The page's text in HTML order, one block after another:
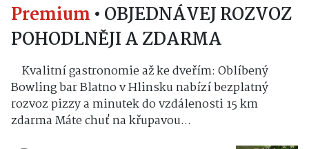
Premium • OBJEDNÁVEJ ROZVOZ
POHODLNĚJI A ZDARMA
Kvalitní gastronomie až ke dveřím: Oblíbený
Bowling bar Blatno v Hlinsku nabízí bezplatný
rozvoz pizzy a minutek do vzdálenosti 15 km
zdarma Máte chuť na křupavou...